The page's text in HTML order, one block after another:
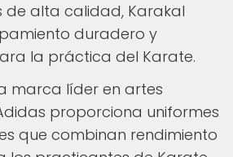
de alta calidad, Karakal
duradero y
la práctica del Karate.
marca líder en artes
proporciona uniformes
que combinan rendimiento